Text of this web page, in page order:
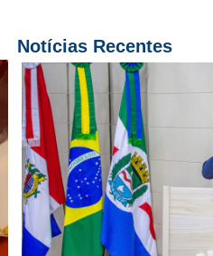
Notícias Recentes